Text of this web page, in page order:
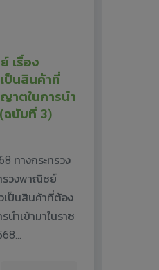
เรื่อง
ป็นสินค้าที่
าตในการนำ
ฉบับที่ 3)
ทางกระทรวง
รวงพาณิชย์
เป็นสินค้าที่ต้อง
ำเข้ามาในราช